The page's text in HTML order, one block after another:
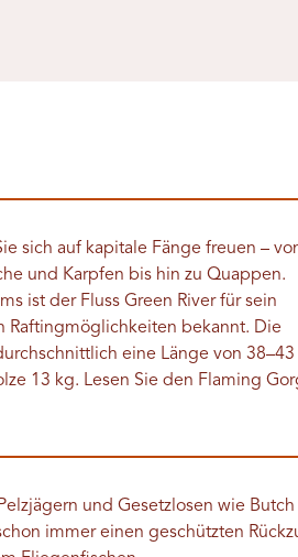
sich auf kapitale Fänge freuen –
und Karpfen bis hin zu Quappen.
ist der Fluss Green River für sein
Raftingmöglichkeiten bekannt. Die
eine Länge von 38–43
13 kg. Lesen Sie den Flaming
und Gesetzlosen wie Butch
immer einen geschützten